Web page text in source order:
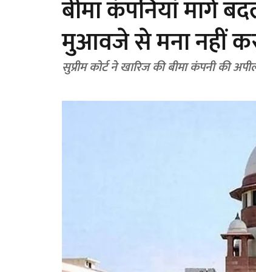
बीमा कंपनियां मार्ग
मुआवजे से मना नहीं
सुप्रीम कोर्ट ने खारिज की बीमा कंपनी की